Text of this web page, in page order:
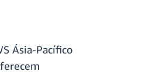
Ásia-Pacífico